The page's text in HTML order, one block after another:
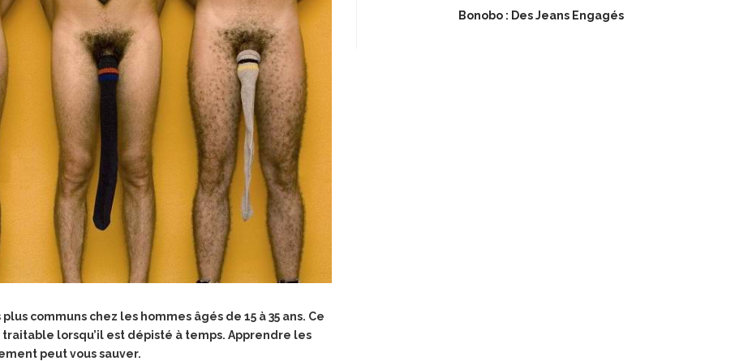
communs chez les hommes âgés de 15 à 35 ans. Ce
lorsqu’il est dépisté à temps. Apprendre les
peut vous sauver.
Bonobo : Des Jeans Engagés